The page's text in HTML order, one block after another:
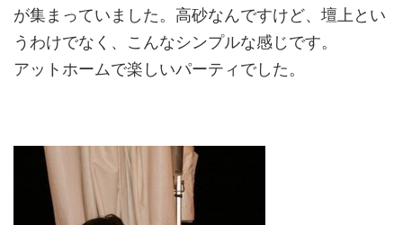
が集まっていました。高砂なんですけど、壇上とい
うわけでなく、こんなシンプルな感じです。
アットホームで楽しいパーティでした。